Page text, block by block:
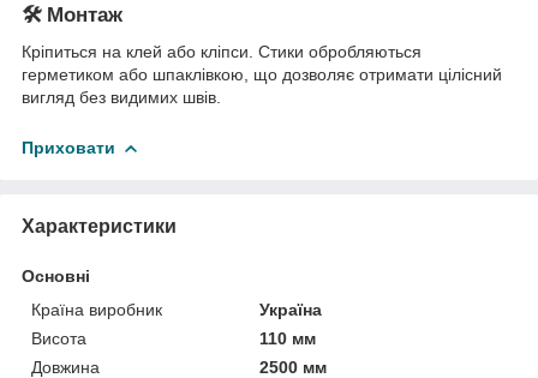
🛠️ Монтаж
Кріпиться на клей або кліпси. Стики обробляються
герметиком або шпаклівкою, що дозволяє отримати цілісний
вигляд без видимих швів.
Приховати
Характеристики
Основні
Країна виробник
Україна
Висота
110 мм
Довжина
2500 мм